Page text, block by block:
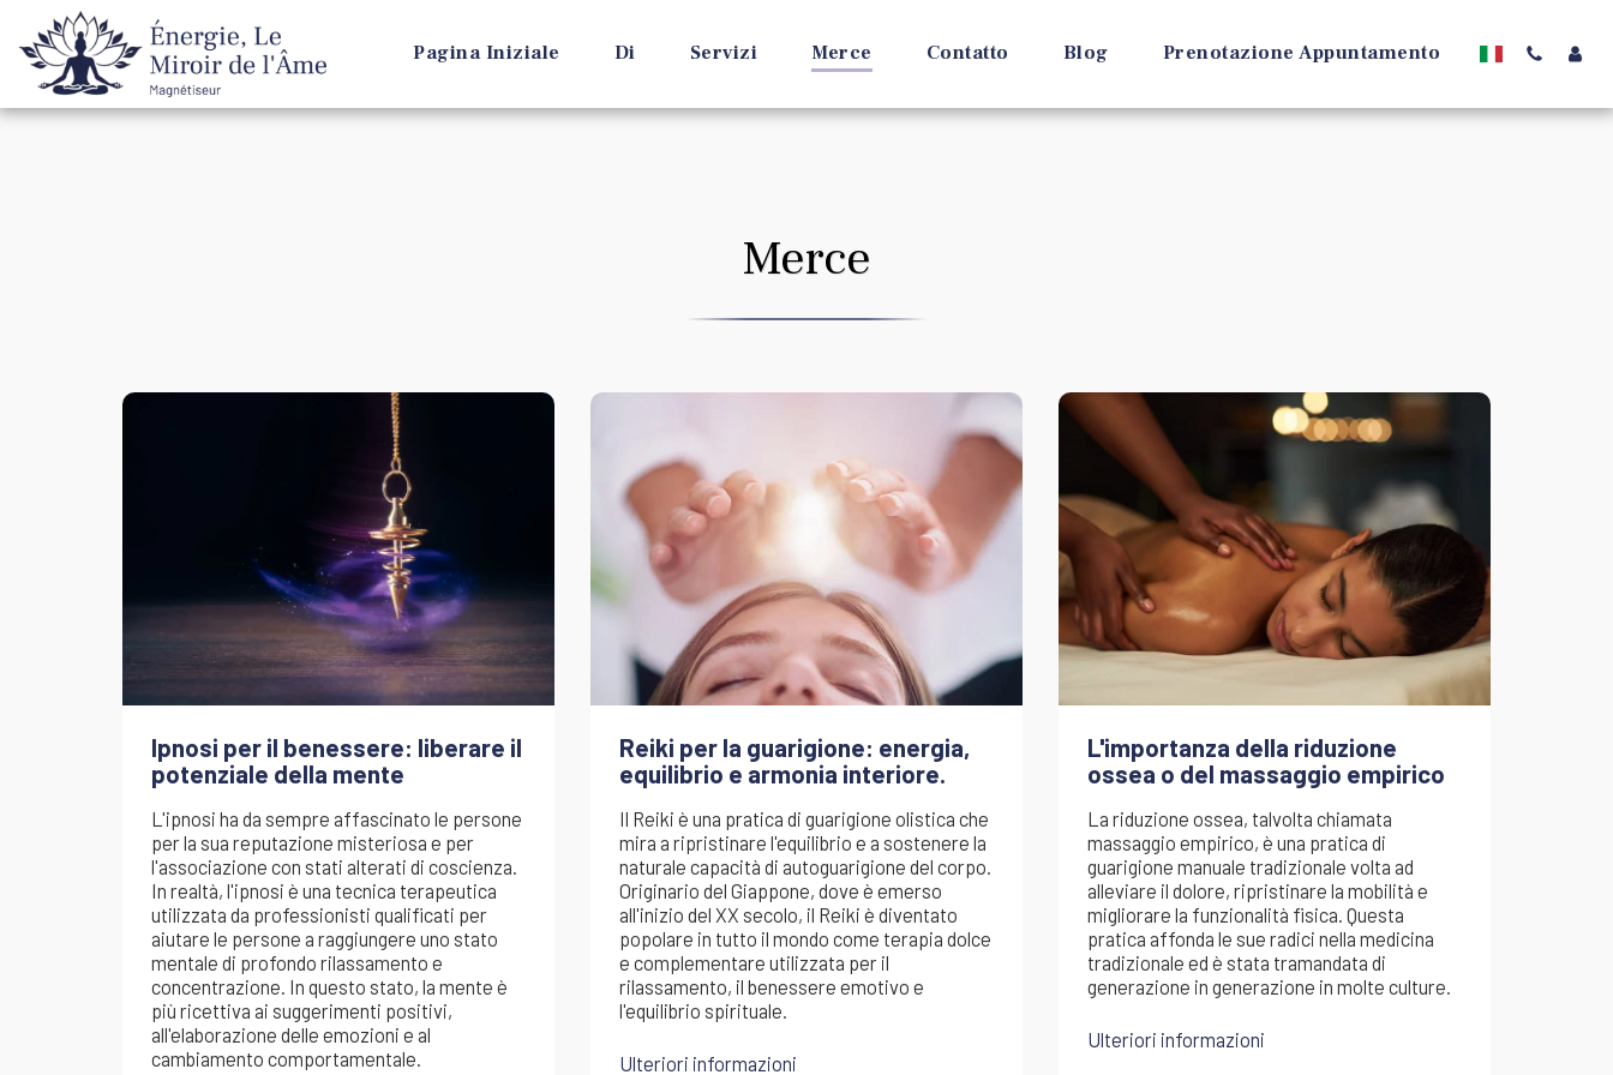
Pagina Iniziale Di Servizi Merce Contatto Blog Prenotazione Appuntamento
Merce
Ipnosi per il benessere: liberare il
potenziale della mente
L'ipnosi ha da sempre affascinato le persone
per la sua reputazione misteriosa e per
l'associazione con stati alterati di coscienza.
In realtà, l'ipnosi è una tecnica terapeutica
utilizzata da professionisti qualificati per
aiutare le persone a raggiungere uno stato
mentale di profondo rilassamento e
concentrazione. In questo stato, la mente è
più ricettiva ai suggerimenti positivi,
all'elaborazione delle emozioni e al
cambiamento comportamentale.
Reiki per la guarigione: energia,
equilibrio e armonia interiore.
Il Reiki è una pratica di guarigione olistica che
mira a ripristinare l'equilibrio e a sostenere la
naturale capacità di autoguarigione del corpo.
Originario del Giappone, dove è emerso
all'inizio del XX secolo, il Reiki è diventato
popolare in tutto il mondo come terapia dolce
e complementare utilizzata per il
rilassamento, il benessere emotivo e
l'equilibrio spirituale.
Ulteriori informazioni
L'importanza della riduzione
ossea o del massaggio empirico
La riduzione ossea, talvolta chiamata
massaggio empirico, è una pratica di
guarigione manuale tradizionale volta ad
alleviare il dolore, ripristinare la mobilità e
migliorare la funzionalità fisica. Questa
pratica affonda le sue radici nella medicina
tradizionale ed è stata tramandata di
generazione in generazione in molte culture.
Ulteriori informazioni